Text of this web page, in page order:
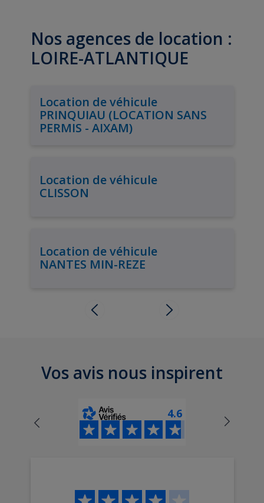
Nos agences de location :
LOIRE-ATLANTIQUE
Location de véhicule
PRINQUIAU (LOCATION SANS
PERMIS - AIXAM)
Location de véhicule
CLISSON
Location de véhicule
NANTES MIN-REZE
Vos avis nous inspirent
4.6